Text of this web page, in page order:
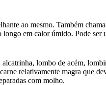
ao mesmo. Também
em calor úmido. Pode
lombo de acém,
relativamente magra que
com molho.